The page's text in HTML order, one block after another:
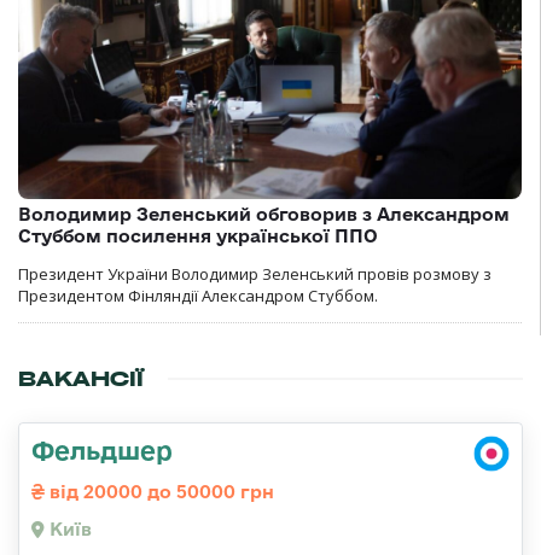
Володимир Зеленський обговорив з Александром
Стуббом посилення української ППО
Президент України Володимир Зеленський провів розмову з
Президентом Фінляндії Александром Стуббом.
ВАКАНСІЇ
Фельдшер
від 20000 до 50000 грн
Київ